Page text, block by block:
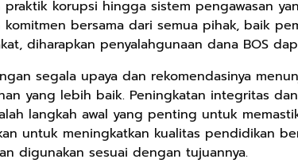
korupsi hingga sistem pengawasan
bersama dari semua pihak, baik
diharapkan penyalahgunaan dana BOS
segala upaya dan rekomendasinya
yang lebih baik. Peningkatan integritas
langkah awal yang penting untuk
untuk meningkatkan kualitas pendidikan
digunakan sesuai dengan tujuannya.
Winarso
Winarso